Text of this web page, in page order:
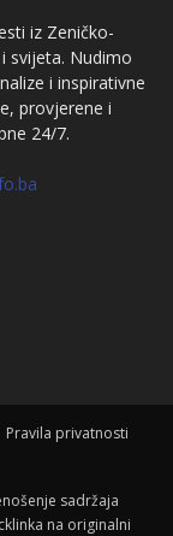
iz Zeničko-
svijeta. Nudimo
i inspirativne
provjerene i
24/7.
Pravila privatnosti
sadržaja
na originalni